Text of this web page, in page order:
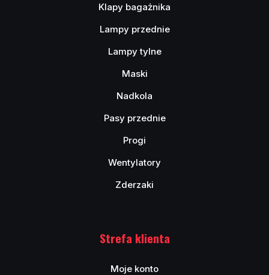
Klapy bagażnika
Lampy przednie
Lampy tylne
Maski
Nadkola
Pasy przednie
Progi
Wentylatory
Zderzaki
Strefa klienta
Moje konto